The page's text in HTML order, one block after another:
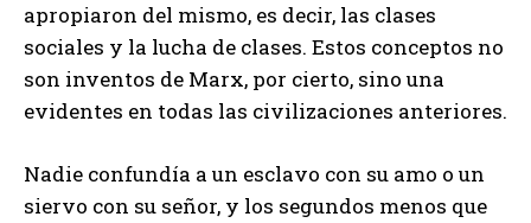
apropiaron del mismo, es decir, las clases
sociales y la lucha de clases. Estos conceptos no
son inventos de Marx, por cierto, sino una
evidentes en todas las civilizaciones anteriores.
Nadie confundía a un esclavo con su amo o un
siervo con su señor, y los segundos menos que